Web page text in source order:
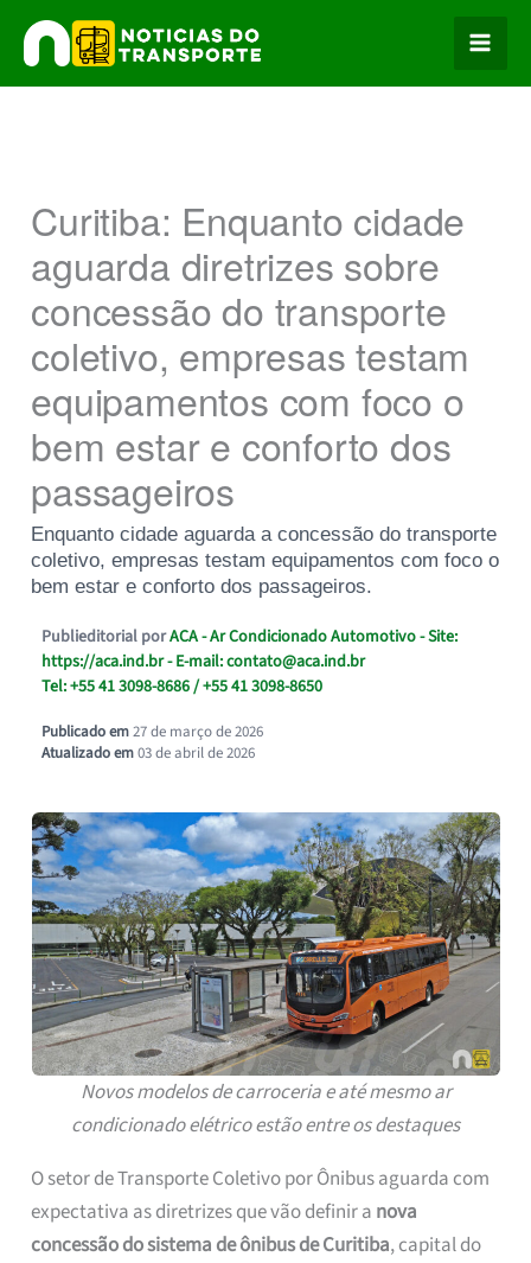
para
o
Curitiba: Enquanto cidade
aguarda diretrizes sobre
concessão do transporte
coletivo, empresas testam
equipamentos com foco o
bem estar e conforto dos
passageiros
Enquanto cidade aguarda a concessão do transporte
coletivo, empresas testam equipamentos com foco o
bem estar e conforto dos passageiros.
Publieditorial porACA - Ar Condicionado Automotivo- Site:
https://aca.ind.br- E-mail:contato@aca.ind.br
Tel: +55 41 3098-8686 / +55 41 3098-8650
Publicado em27 de março de 2026
Atualizado em03 de abril de 2026
Novos modelos de carroceria e até mesmo ar
condicionado elétrico estão entre os destaques
O setor de Transporte Coletivo por Ônibus aguarda com
expectativa as diretrizes que vão definir a nova
concessão do sistema de ônibus de Curitiba, capital do